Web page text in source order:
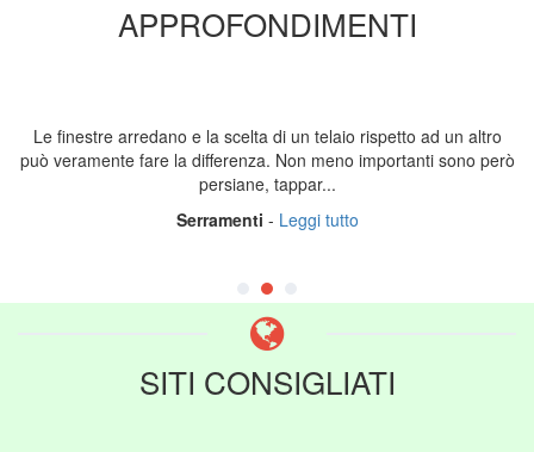
APPROFONDIMENTI
Le finestre arredano e la scelta di un telaio rispetto ad un altro
può veramente fare la differenza. Non meno importanti sono però
persiane, tappar...
Serramenti - Leggi tutto
SITI CONSIGLIATI